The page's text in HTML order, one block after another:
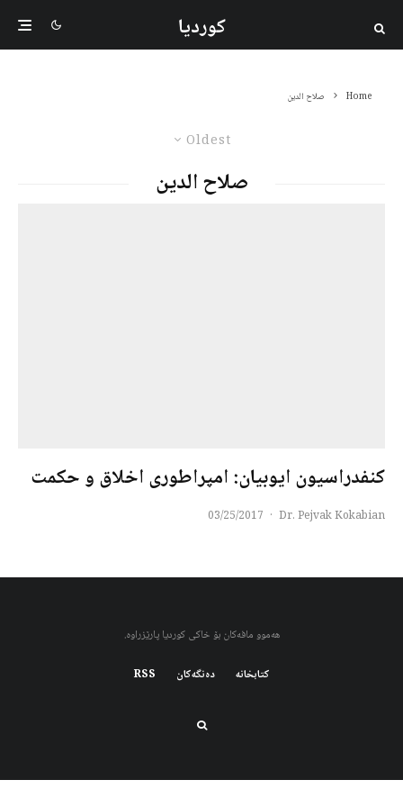
کوردیا
Home صلاح الدین
Oldest
صلاح الدین
کنفدراسیون ایوبیان: امپراطوری اخلاق و حکمت
Dr. Pejvak Kokabian
·
03/25/2017
هەموو مافەکان بۆ خاکی کوردیا پارێزراوە.
کتابخانه دەنگەکان RSS